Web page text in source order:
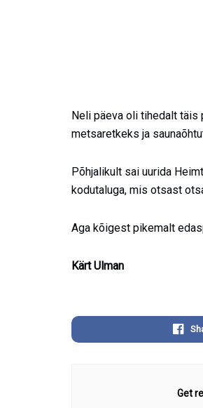
Neli päeva oli tihedalt täis
metsaretkeks ja
Põhjalikult sai uurida
kodutaluga, mis otsast
Aga kõigest pikemalt
Kärt Ulman
Get